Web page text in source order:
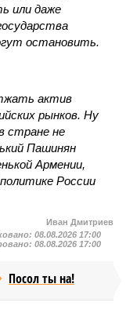
или даже
остановить.
актив
рынков. Ну
стране не
Пашинян
Армении,
России
Иван Дмитриев
08.08.2026 17:00
08.08.2026 17:00
Посол ты на!